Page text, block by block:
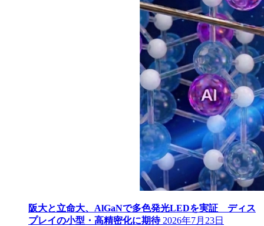
阪大と立命大、AlGaNで多色発光LEDを実証 ディス
プレイの小型・高精密化に期待 2026年7月23日